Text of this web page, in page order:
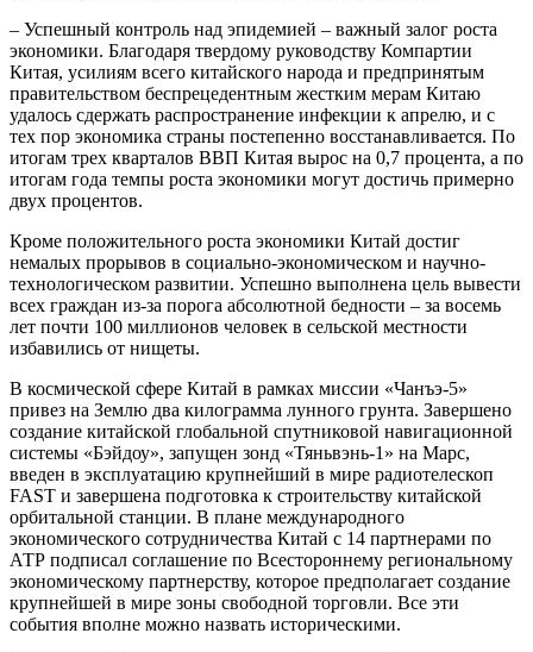
– Успешный контроль над эпидемией – важный залог роста
экономики. Благодаря твердому руководству Компартии
Китая, усилиям всего китайского народа и предпринятым
правительством беспрецедентным жестким мерам Китаю
удалось сдержать распространение инфекции к апрелю, и с
тех пор экономика страны постепенно восстанавливается. По
итогам трех кварталов ВВП Китая вырос на 0,7 процента, а по
итогам года темпы роста экономики могут достичь примерно
двух процентов.
Кроме положительного роста экономики Китай достиг
немалых прорывов в социально-экономическом и научно-
технологическом развитии. Успешно выполнена цель вывести
всех граждан из-за порога абсолютной бедности – за восемь
лет почти 100 миллионов человек в сельской местности
избавились от нищеты.
В космической сфере Китай в рамках миссии «Чанъэ-5»
привез на Землю два килограмма лунного грунта. Завершено
создание китайской глобальной спутниковой навигационной
системы «Бэйдоу», запущен зонд «Тяньвэнь-1» на Марс,
введен в эксплуатацию крупнейший в мире радиотелескоп
FAST и завершена подготовка к строительству китайской
орбитальной станции. В плане международного
экономического сотрудничества Китай с 14 партнерами по
АТР подписал соглашение по Всестороннему региональному
экономическому партнерству, которое предполагает создание
крупнейшей в мире зоны свободной торговли. Все эти
события вполне можно назвать историческими.